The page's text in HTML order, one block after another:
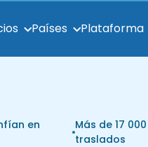
Países Plataforma
en
Más de 17 000
traslados